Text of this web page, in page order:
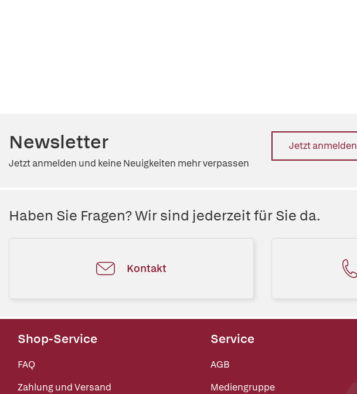
Newsletter
Jetzt anmelden und keine Neuigkeiten mehr verpassen
Jetzt anmelden
Haben Sie Fragen? Wir sind jederzeit für Sie da.
Kontakt
Shop-Service
FAQ
Zahlung und Versand
Service
AGB
Mediengruppe